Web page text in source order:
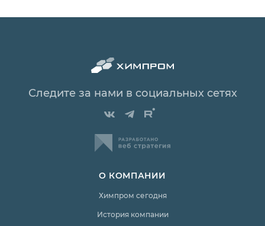
Следите за нами в социальных сетях
О КОМПАНИИ
Химпром сегодня
История компании